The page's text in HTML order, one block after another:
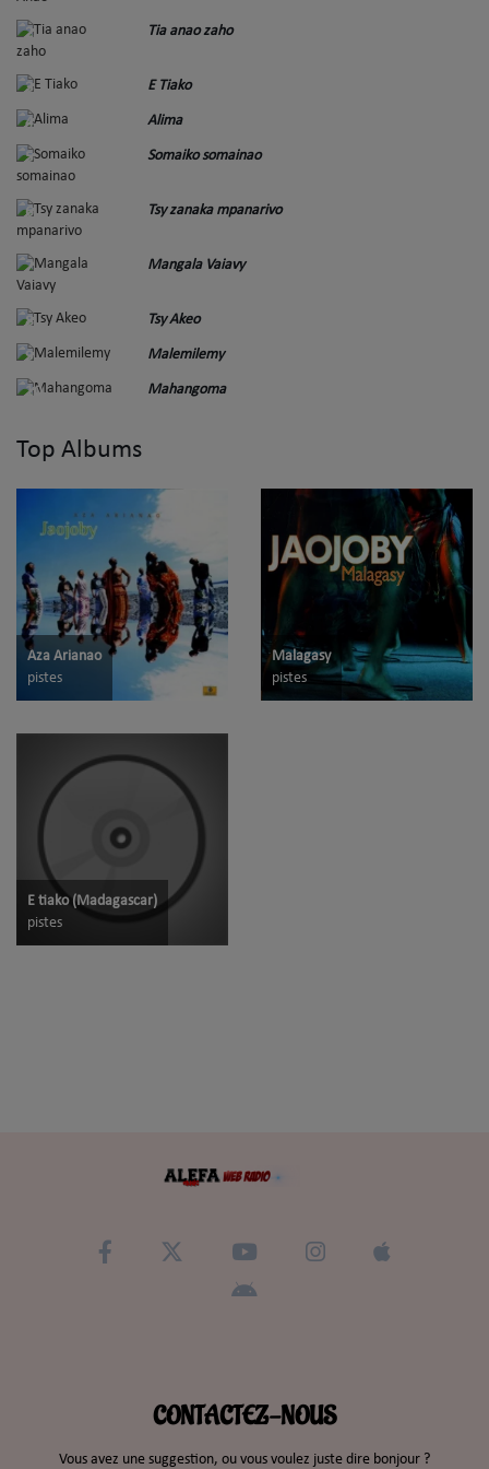
2 Tia anao zaho
3 E Tiako
4 Alima
5 Somaiko somainao
6 Tsy zanaka mpanarivo
7 Mangala Vaiavy
8 Tsy Akeo
9 Malemilemy
10 Mahangoma
Top Albums
Aza Arianao
pistes
Malagasy
pistes
E tiako (Madagascar)
pistes
CONTACTEZ-NOUS
Vous avez une suggestion, ou vous voulez juste dire bonjour ?